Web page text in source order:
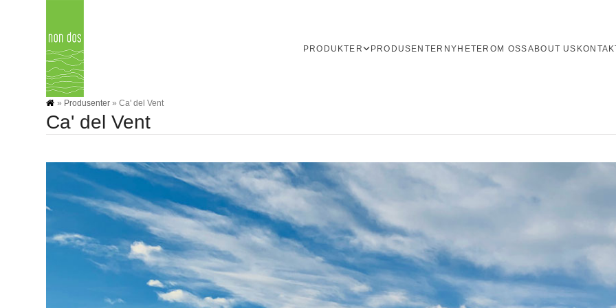
PRODUKTER PRODUSENTER NYHETER OM OSSABOUT US
» Produsenter »Ca' del Vent
Ca' del Vent